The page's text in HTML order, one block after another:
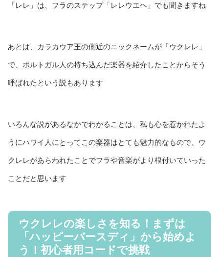
「レレ」は、フラのステップ「レレウエヘ」でも聞きますね
あとは、カラカウア王の側近のニックネームが「ウクレレ」
で、ポルトガル人の持ち込んだ楽器を紹介したことからそう
呼ばれたという説もあります
いろんな説があるなかでわかることは、私も心を惹かれたよ
うにハワイ人にとってこの楽器はとても魅力的なもので、ウ
クレレがあらわれたことでフラや音楽がより根付いていった
ことだと思います
ウクレレの楽しさを知る！まずは
「ハッピーバースディ」から始めよ
う！初心者用コードで挑戦